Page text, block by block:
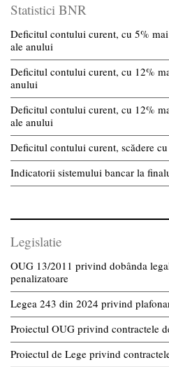
Statistici BNR
Deficitul contului curent, cu 5%
ale anului
Deficitul contului curent, cu 12%
anului
Deficitul contului curent, cu 12%
ale anului
Deficitul contului curent, scădere
Indicatorii sistemului bancar la
Legislatie
OUG 13/2011 privind dobânda
penalizatoare
Legea 243 din 2024 privind
Proiectul OUG privind contractele
Proiectul de Lege privind